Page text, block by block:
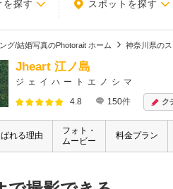
を探す スポットを探す
グ/結婚写真のPhotorait ホーム 神奈川県の
Jheart 江ノ島
ジェイハートエノシマ
4.8
150件 ク
れる理由
フォト・
ムービー
料金プラン